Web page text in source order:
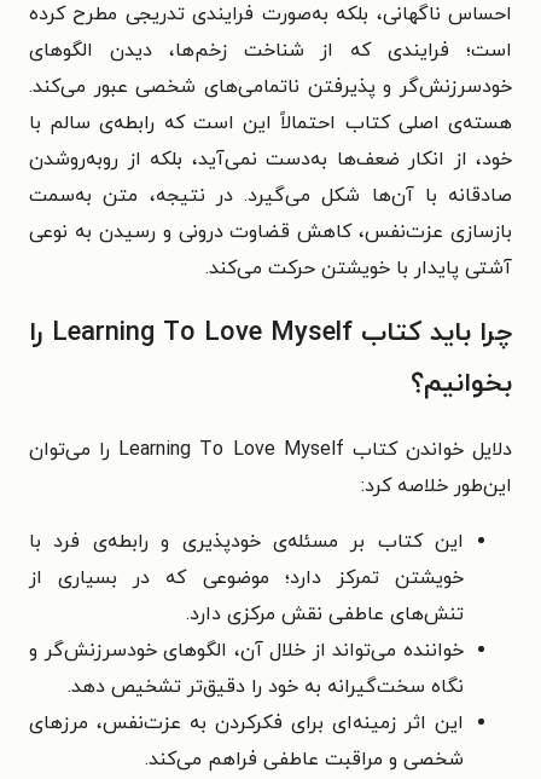
احساس ناگهانی، بلکه به‌صورت فرایندی تدریجی مطرح کرده
است؛ فرایندی که از شناخت زخم‌ها، دیدن الگوهای
خودسرزنش‌گر و پذیرفتن ناتمامی‌های شخصی عبور می‌کند.
هسته‌ی اصلی کتاب احتمالاً این است که رابطه‌ی سالم با
خود، از انکار ضعف‌ها به‌دست نمی‌آید، بلکه از روبه‌روشدن
صادقانه با آن‌ها شکل می‌گیرد. در نتیجه، متن به‌سمت
بازسازی عزت‌نفس، کاهش قضاوت درونی و رسیدن به نوعی
آشتی پایدار با خویشتن حرکت می‌کند.
چرا باید کتاب Learning To Love Myself را
بخوانیم؟
دلایل خواندن کتاب Learning To Love Myself را می‌توان
این‌طور خلاصه کرد:
این کتاب بر مسئله‌ی خودپذیری و رابطه‌ی فرد با
خویشتن تمرکز دارد؛ موضوعی که در بسیاری از
تنش‌های عاطفی نقش مرکزی دارد.
خواننده می‌تواند از خلال آن، الگوهای خودسرزنش‌گر و
نگاه سخت‌گیرانه به خود را دقیق‌تر تشخیص دهد.
این اثر زمینه‌ای برای فکرکردن به عزت‌نفس، مرزهای
شخصی و مراقبت عاطفی فراهم می‌کند.